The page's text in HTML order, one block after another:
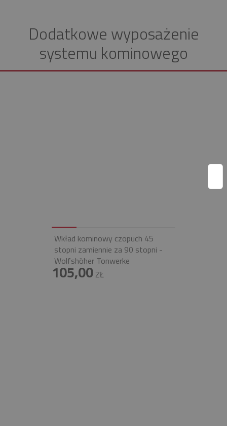
Dodatkowe wyposażenie
systemu kominowego
Wkład kominowy czopuch 45
stopni zamiennie za 90 stopni -
Wolfshöher Tonwerke
105,00ZŁ